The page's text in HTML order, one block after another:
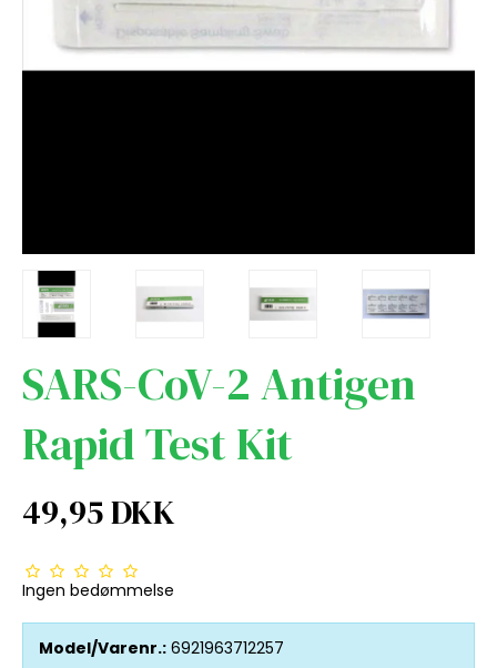
SARS-CoV-2 Antigen
Rapid Test Kit
49,95 DKK
Ingen bedømmelse
Model/Varenr.: 6921963712257